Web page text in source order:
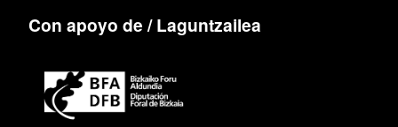
Con apoyo de / Laguntzailea